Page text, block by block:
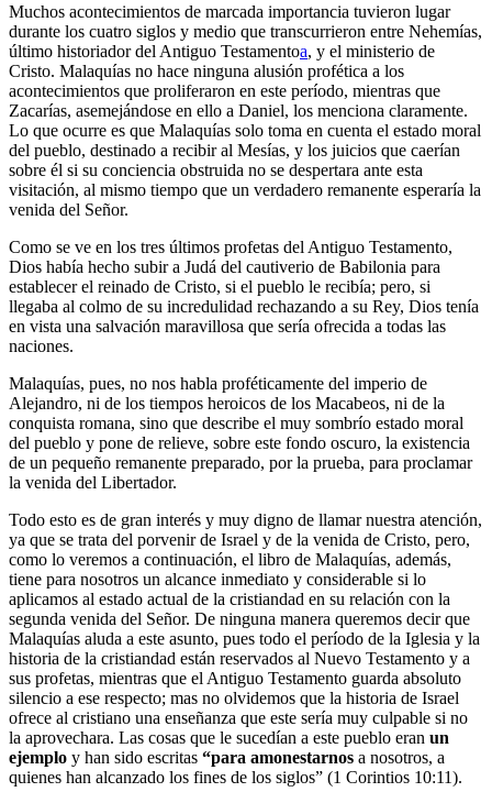
Muchos acontecimientos de marcada importancia tuvieron lugar
durante los cuatro siglos y medio que transcurrieron entre Nehemías,
último historiador del Antiguo Testamentoa, y el ministerio de
Cristo. Malaquías no hace ninguna alusión profética a los
acontecimientos que proliferaron en este período, mientras que
Zacarías, asemejándose en ello a Daniel, los menciona claramente.
Lo que ocurre es que Malaquías solo toma en cuenta el estado moral
del pueblo, destinado a recibir al Mesías, y los juicios que caerían
sobre él si su conciencia obstruida no se despertara ante esta
visitación, al mismo tiempo que un verdadero remanente esperaría la
venida del Señor.
Como se ve en los tres últimos profetas del Antiguo Testamento,
Dios había hecho subir a Judá del cautiverio de Babilonia para
establecer el reinado de Cristo, si el pueblo le recibía; pero, si
llegaba al colmo de su incredulidad rechazando a su Rey, Dios tenía
en vista una salvación maravillosa que sería ofrecida a todas las
naciones.
Malaquías, pues, no nos habla proféticamente del imperio de
Alejandro, ni de los tiempos heroicos de los Macabeos, ni de la
conquista romana, sino que describe el muy sombrío estado moral
del pueblo y pone de relieve, sobre este fondo oscuro, la existencia
de un pequeño remanente preparado, por la prueba, para proclamar
la venida del Libertador.
Todo esto es de gran interés y muy digno de llamar nuestra atención,
ya que se trata del porvenir de Israel y de la venida de Cristo, pero,
como lo veremos a continuación, el libro de Malaquías, además,
tiene para nosotros un alcance inmediato y considerable si lo
aplicamos al estado actual de la cristiandad en su relación con la
segunda venida del Señor. De ninguna manera queremos decir que
Malaquías aluda a este asunto, pues todo el período de la Iglesia y la
historia de la cristiandad están reservados al Nuevo Testamento y a
sus profetas, mientras que el Antiguo Testamento guarda absoluto
silencio a ese respecto; mas no olvidemos que la historia de Israel
ofrece al cristiano una enseñanza que este sería muy culpable si no
la aprovechara. Las cosas que le sucedían a este pueblo eran un
ejemplo y han sido escritas “para amonestarnos a nosotros, a
quienes han alcanzado los fines de los siglos” (1 Corintios 10:11).